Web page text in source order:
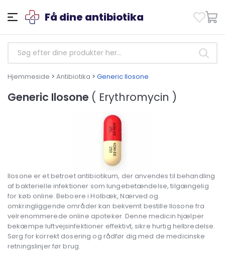
Få dine antibiotika
Hjemmeside > Antibiotika > Generic Ilosone
Generic Ilosone ( Erythromycin )
Ilosone er et betroet antibiotikum, der anvendes til behandling
af bakterielle infektioner som lungebetændelse, tilgængelig
for køb online. Beboere i Holbæk, Nærved og
omkringliggende områder kan bekvemt bestille Ilosone fra
velrenommerede online apoteker. Denne medicin hjælper
bekæmpe luftvejsinfektioner effektivt, sikre hurtig helbredelse.
Sørg for korrekt dosering og rådfør dig med de medicinske
retningslinjer før brug.